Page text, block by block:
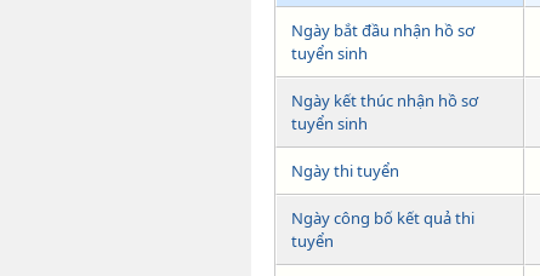
Ngày bắt đầu nhận hồ sơ
tuyển sinh
Ngày kết thúc nhận hồ sơ
tuyển sinh
Ngày thi tuyển
Ngày công bố kết quả thi
tuyển